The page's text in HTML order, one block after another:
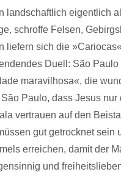
landschaftlich eigentlich
schroffe Felsen,
liefern sich die
Duell: São
maravilhosa«, die
Paulo, dass Jesus
vertrauen auf den
gut getrocknet
erreichen, damit der
und